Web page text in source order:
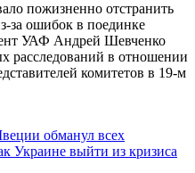
пожизненно отстранить
за ошибок в поединке
УАФ Андрей Шевченко
расследований в отношении
комитетов в 19-м
обманул всех
Украине выйти из кризиса